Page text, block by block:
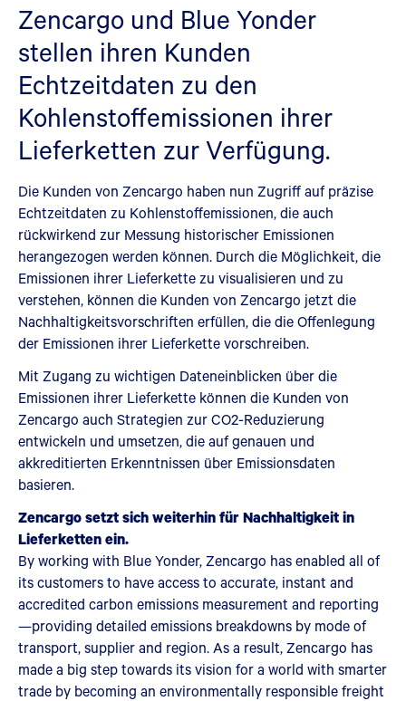
Zencargo und Blue Yonder
stellen ihren Kunden
Echtzeitdaten zu den
Kohlenstoffemissionen ihrer
Lieferketten zur Verfügung.
Die Kunden von Zencargo haben nun Zugriff auf präzise
Echtzeitdaten zu Kohlenstoffemissionen, die auch
rückwirkend zur Messung historischer Emissionen
herangezogen werden können. Durch die Möglichkeit, die
Emissionen ihrer Lieferkette zu visualisieren und zu
verstehen, können die Kunden von Zencargo jetzt die
Nachhaltigkeitsvorschriften erfüllen, die die Offenlegung
der Emissionen ihrer Lieferkette vorschreiben.
Mit Zugang zu wichtigen Dateneinblicken über die
Emissionen ihrer Lieferkette können die Kunden von
Zencargo auch Strategien zur CO2-Reduzierung
entwickeln und umsetzen, die auf genauen und
akkreditierten Erkenntnissen über Emissionsdaten
basieren.
Zencargo setzt sich weiterhin für Nachhaltigkeit in
Lieferketten ein.
By working with Blue Yonder, Zencargo has enabled all of
its customers to have access to accurate, instant and
accredited carbon emissions measurement and reporting
—providing detailed emissions breakdowns by mode of
transport, supplier and region. As a result, Zencargo has
made a big step towards its vision for a world with smarter
trade by becoming an environmentally responsible freight